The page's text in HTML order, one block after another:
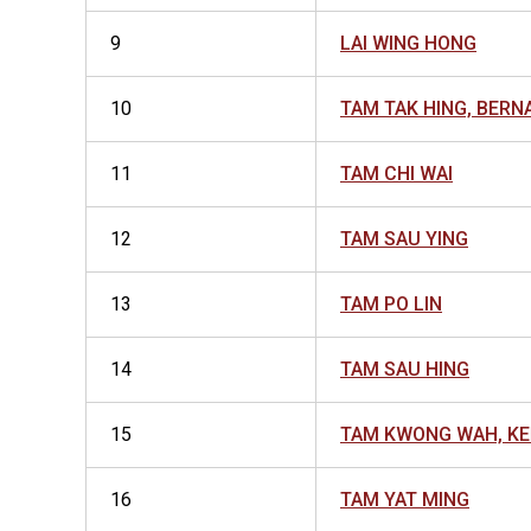
9 LAI WING HONG
10 TAM TAK HING,
11 TAM CHI WAI
12 TAM SAU YING
13 TAM PO LIN
14 TAM SAU HING
15 TAM KWONG WAH,
16 TAM YAT MING